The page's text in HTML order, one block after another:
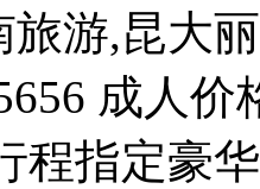
旅游,昆大
成人
程指定豪